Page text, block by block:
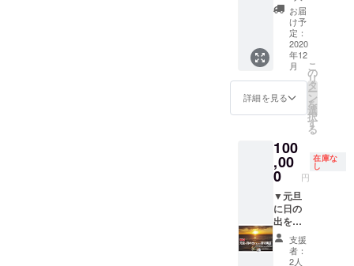
る方は
事前に
ラボ
ワッ
ト・ス
タジオ
さん
（https:
//www.l
aboite-
） まで
お問い
合わせ
くださ
い。
※データ
納品と
させて
いただ
きま
鶏肉約
125g／
イカ 半
身／
ソー
セージ1
本／野
菜／ご
飯 ※
飲み物
れませ
ん。
※食材・
飲み物
の持ち
込みは
自由で
す。 ●
宿泊
（RV車
ト・飲
み放題
チケッ
ト 常
陸牛食
べ尽く
しコー
ス ※
バーベ
キュー
も、
ロース
トビー
フなど
常陸牛
のオー
ドブル
や、釣
りたて
魚料理
お届
け予
定：
2020
年12
月
詳細を見る
こ
の
リ
タ
ー
ン
を
選
択
す
る
100
,00
0 円
在庫な
し
▼元旦
に日の
出を見
られる
貸切風
呂プラ
支援
者：
2人